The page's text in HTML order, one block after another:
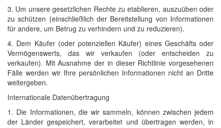
3. Um unsere gesetzlichen Rechte zu etablieren, auszuüben oder
zu schützen (einschließlich der Bereitstellung von Informationen
für andere, um Betrug zu verhindern und zu reduzieren).
4. Dem Käufer (oder potenziellen Käufer) eines Geschäfts oder
Vermögenswerts, das wir verkaufen (oder entscheiden zu
verkaufen). Mit Ausnahme der in dieser Richtlinie vorgesehenen
Fälle werden wir Ihre persönlichen Informationen nicht an Dritte
weitergeben.
Internationale Datenübertragung
1. Die Informationen, die wir sammeln, können zwischen jedem
der Länder gespeichert, verarbeitet und übertragen werden, in